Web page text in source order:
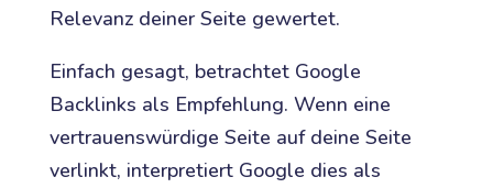
Relevanz deiner Seite gewertet.
Einfach gesagt, betrachtet Google
Backlinks als Empfehlung. Wenn eine
vertrauenswürdige Seite auf deine Seite
verlinkt, interpretiert Google dies als